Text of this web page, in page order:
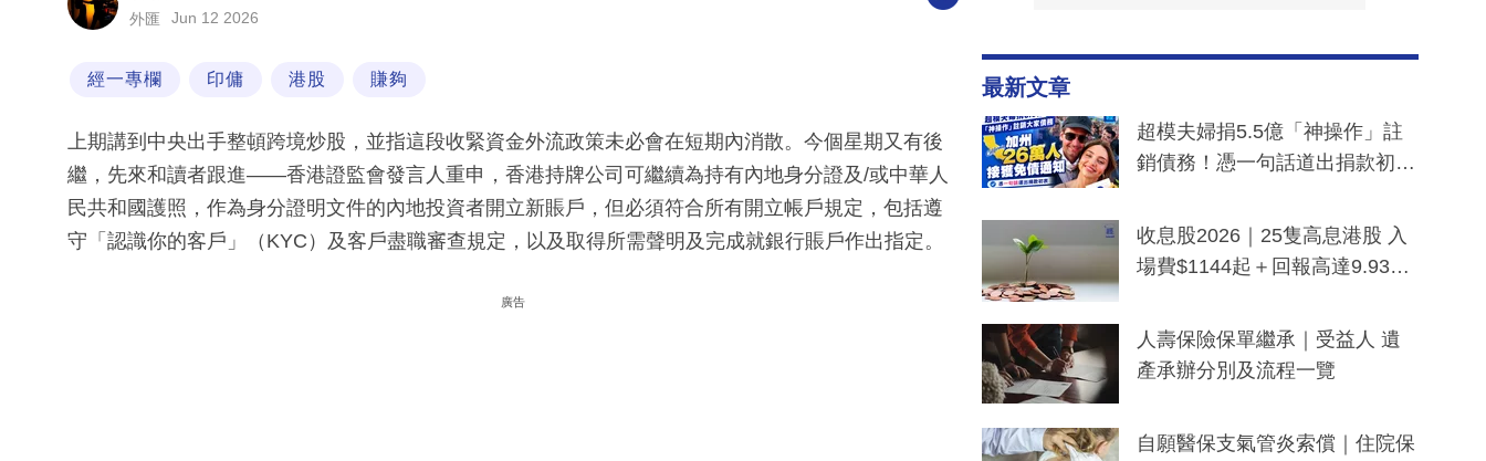
外匯 Jun 12 2026
經一專欄 印傭 港股 賺夠
上期講到中央出手整頓跨境炒股，並指這段收緊資金外流政策未必會在短期內消散。今個星期又有後
繼，先來和讀者跟進——香港證監會發言人重申，香港持牌公司可繼續為持有內地身分證及/或中華人
民共和國護照，作為身分證明文件的內地投資者開立新賬戶，但必須符合所有開立帳戶規定，包括遵
守「認識你的客戶」（KYC）及客戶盡職審查規定，以及取得所需聲明及完成就銀行賬戶作出指定。
廣告
最新文章
超模夫婦捐5.5億「神操作」註
銷債務！憑一句話道出捐款初
一度被誤當詐騙手段
收息股2026｜25隻高息港股 入
場費$1144起＋回報高達9.93
人壽保險保單繼承｜受益人 遺
產承辦分別及流程一覽
自願醫保支氣管炎索償｜住院保